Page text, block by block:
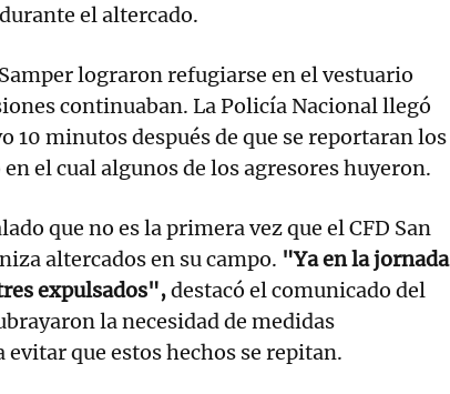
el altercado.
lograron refugiarse en el vestuario
continuaban. La Policía Nacional llegó
10 minutos después de que se reportaran los
el cual algunos de los agresores huyeron.
que no es la primera vez que el CFD San
altercados en su campo. "Ya en la jornada
expulsados",destacó el comunicado del
la necesidad de medidas
que estos hechos se repitan.